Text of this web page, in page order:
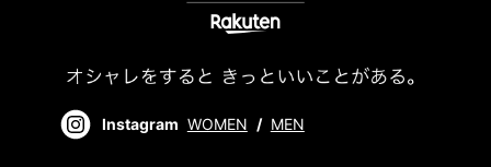
Instagram WOMEN / MEN